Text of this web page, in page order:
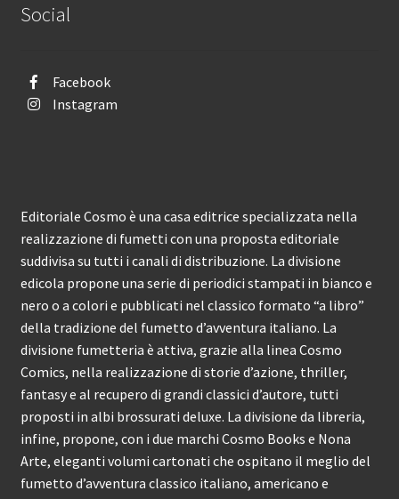
Social
Facebook
Instagram
Editoriale Cosmo è una casa editrice specializzata nella
realizzazione di fumetti con una proposta editoriale
suddivisa su tutti i canali di distribuzione. La divisione
edicola propone una serie di periodici stampati in bianco e
nero o a colori e pubblicati nel classico formato “a libro”
della tradizione del fumetto d’avventura italiano. La
divisione fumetteria è attiva, grazie alla linea Cosmo
Comics, nella realizzazione di storie d’azione, thriller,
fantasy e al recupero di grandi classici d’autore, tutti
proposti in albi brossurati deluxe. La divisione da libreria,
infine, propone, con i due marchi Cosmo Books e Nona
Arte, eleganti volumi cartonati che ospitano il meglio del
fumetto d’avventura classico italiano, americano e